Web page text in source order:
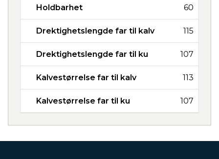
Holdbarhet 60
Drektighetslengde far til kalv 115
Drektighetslengde far til ku 107
Kalvestørrelse far til kalv 113
Kalvestørrelse far til ku 107